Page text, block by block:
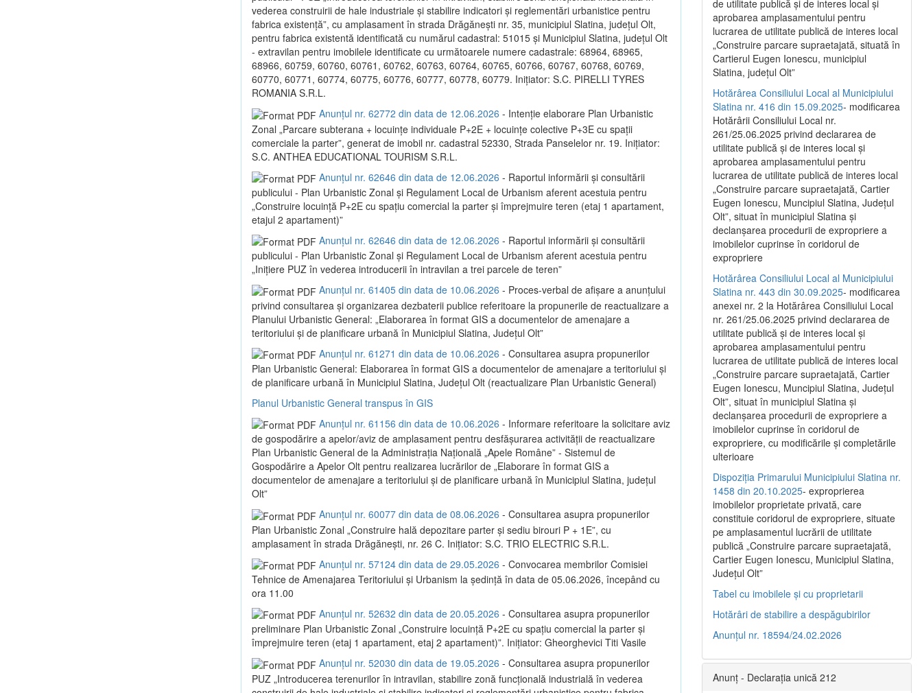
vederea construirii de hale industriale și stabilire indicatori și reglementări urbanistice pentru
fabrica existență”, cu amplasament în strada Drăgănești nr. 35, municipiul Slatina, județul Olt,
pentru fabrica existentă identificată cu numărul cadastral: 51015 și Municipiul Slatina, județul Olt
- extravilan pentru imobilele identificate cu următoarele numere cadastrale: 68964, 68965,
68966, 60759, 60760, 60761, 60762, 60763, 60764, 60765, 60766, 60767, 60768, 60769,
60770, 60771, 60774, 60775, 60776, 60777, 60778, 60779. Inițiator: S.C. PIRELLI TYRES
ROMANIA S.R.L.
Anunțul nr. 62772 din data de 12.06.2026 - Intenție elaborare Plan Urbanistic
Zonal „Parcare subterana + locuințe individuale P+2E + locuințe colective P+3E cu spații
comerciale la parter”, generat de imobil nr. cadastral 52330, Strada Panselelor nr. 19. Inițiator:
S.C. ANTHEA EDUCATIONAL TOURISM S.R.L.
Anunțul nr. 62646 din data de 12.06.2026 - Raportul informării și consultării
publicului - Plan Urbanistic Zonal și Regulament Local de Urbanism aferent acestuia pentru
„Construire locuință P+2E cu spațiu comercial la parter și împrejmuire teren (etaj 1 apartament,
etajul 2 apartament)”
Anunțul nr. 62646 din data de 12.06.2026 - Raportul informării și consultării
publicului - Plan Urbanistic Zonal și Regulament Local de Urbanism aferent acestuia pentru
„Inițiere PUZ în vederea introducerii în intravilan a trei parcele de teren”
Anunțul nr. 61405 din data de 10.06.2026 - Proces-verbal de afișare a anunțului
privind consultarea și organizarea dezbaterii publice referitoare la propunerile de reactualizare a
Planului Urbanistic General: „Elaborarea în format GIS a documentelor de amenajare a
teritoriului și de planificare urbană în Municipiul Slatina, Județul Olt”
Anunțul nr. 61271 din data de 10.06.2026 - Consultarea asupra propunerilor
Plan Urbanistic General: Elaborarea în format GIS a documentelor de amenajare a teritoriului și
de planificare urbană în Municipiul Slatina, Județul Olt (reactualizare Plan Urbanistic General)
Planul Urbanistic General transpus în GIS
Anunțul nr. 61156 din data de 10.06.2026 - Informare referitoare la solicitare aviz
de gospodărire a apelor/aviz de amplasament pentru desfășurarea activității de reactualizare
Plan Urbanistic General de la Administrația Națională „Apele Române” - Sistemul de
Gospodărire a Apelor Olt pentru realizarea lucrărilor de „Elaborare în format GIS a
documentelor de amenajare a teritoriului și de planificare urbană în Municipiul Slatina, județul
Olt”
Anunțul nr. 60077 din data de 08.06.2026 - Consultarea asupra propunerilor
Plan Urbanistic Zonal „Construire hală depozitare parter și sediu birouri P + 1E”, cu
amplasament în strada Drăgănești, nr. 26 C. Inițiator: S.C. TRIO ELECTRIC S.R.L.
Anunțul nr. 57124 din data de 29.05.2026 - Convocarea membrilor Comisiei
Tehnice de Amenajarea Teritoriului și Urbanism la ședință în data de 05.06.2026, începând cu
ora 11.00
Anunțul nr. 52632 din data de 20.05.2026 - Consultarea asupra propunerilor
preliminare Plan Urbanistic Zonal „Construire locuință P+2E cu spațiu comercial la parter și
împrejmuire teren (etaj 1 apartament, etaj 2 apartament)”. Inițiator: Gheorghevici Titi Vasile
Anunțul nr. 52030 din data de 19.05.2026 - Consultarea asupra propunerilor
PUZ „Introducerea terenurilor în intravilan, stabilire zonă funcțională industrială în vederea
de utilitate publică și de interes local și
aprobarea amplasamentului pentru
lucrarea de utilitate publică de interes local
„Construire parcare supraetajată, situată în
Cartierul Eugen Ionescu, municipiul
Slatina, județul Olt”
Hotărârea Consiliului Local al Municipiului
Slatina nr. 416 din 15.09.2025- modificarea
Hotărârii Consiliului Local nr.
261/25.06.2025 privind declararea de
utilitate publică și de interes local și
aprobarea amplasamentului pentru
lucrarea de utilitate publică de interes local
„Construire parcare supraetajată, Cartier
Eugen Ionescu, Muncipiul Slatina, Județul
Olt”, situat în municipiul Slatina și
declanșarea procedurii de expropriere a
imobilelor cuprinse în coridorul de
expropriere
Hotărârea Consiliului Local al Municipiului
Slatina nr. 443 din 30.09.2025- modificarea
anexei nr. 2 la Hotărârea Consiliului Local
nr. 261/25.06.2025 privind declararea de
utilitate publică şi de interes local şi
aprobarea amplasamentului pentru
lucrarea de utilitate publică de interes local
„Construire parcare supraetajată, Cartier
Eugen Ionescu, Muncipiul Slatina, Judeţul
Olt”, situat în municipiul Slatina şi
declanşarea procedurii de expropriere a
imobilelor cuprinse în coridorul de
expropriere, cu modificările şi completările
ulterioare
Dispoziția Primarului Municipiului Slatina nr.
1458 din 20.10.2025- exproprierea
imobilelor proprietate privată, care
constituie coridorul de expropriere, situate
pe amplasamentul lucrării de utilitate
publică „Construire parcare supraetajată,
Cartier Eugen Ionescu, Municipiul Slatina,
Județul Olt”
Tabel cu imobilele și cu proprietarii
Hotărâri de stabilire a despăgubirilor
Anunțul nr. 18594/24.02.2026
Anunț - Declarația unică 212